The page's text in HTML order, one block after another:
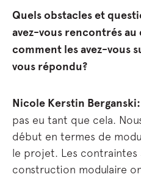
Quels obstacles et
avez-vous rencontrés
comment les avez-vous
vous répondu?
Nicole Kerstin Berganski:
pas eu tant que cela.
début en termes de
le projet. Les contraintes
construction modulaire